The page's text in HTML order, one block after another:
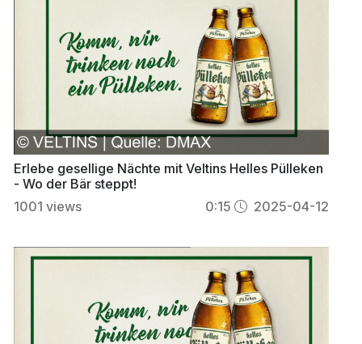
Erlebe gesellige Nächte mit Veltins Helles Pülleken
- Wo der Bär steppt!
1001 views 0:15 2025-04-12